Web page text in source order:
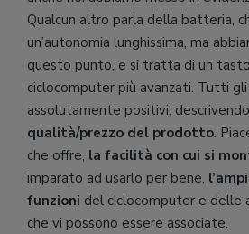
Qualcun altro parla della batteria,
un’autonomia lunghissima, ma
questo punto, e si tratta di un
ciclocomputer più avanzati. Tutti
assolutamente positivi, descrivendo
qualità/prezzo del prodotto.
che offre, la facilità con cui si
imparato ad usarlo per bene,
funzioni del ciclocomputer e delle
che vi possono essere associate.